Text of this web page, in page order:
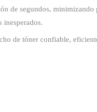
de segundos, minimizando
inesperados.
de tóner confiable,